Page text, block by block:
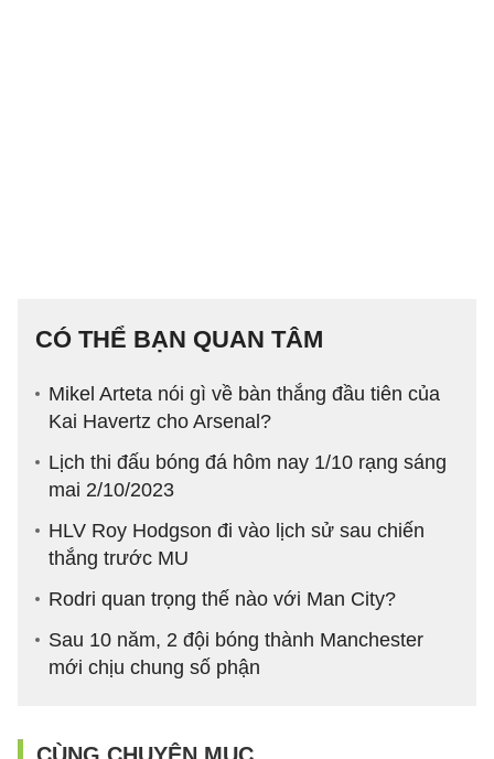
CÓ THỂ BẠN QUAN TÂM
Mikel Arteta nói gì về bàn thắng đầu tiên của
Kai Havertz cho Arsenal?
Lịch thi đấu bóng đá hôm nay 1/10 rạng sáng
mai 2/10/2023
HLV Roy Hodgson đi vào lịch sử sau chiến
thắng trước MU
Rodri quan trọng thế nào với Man City?
Sau 10 năm, 2 đội bóng thành Manchester
mới chịu chung số phận